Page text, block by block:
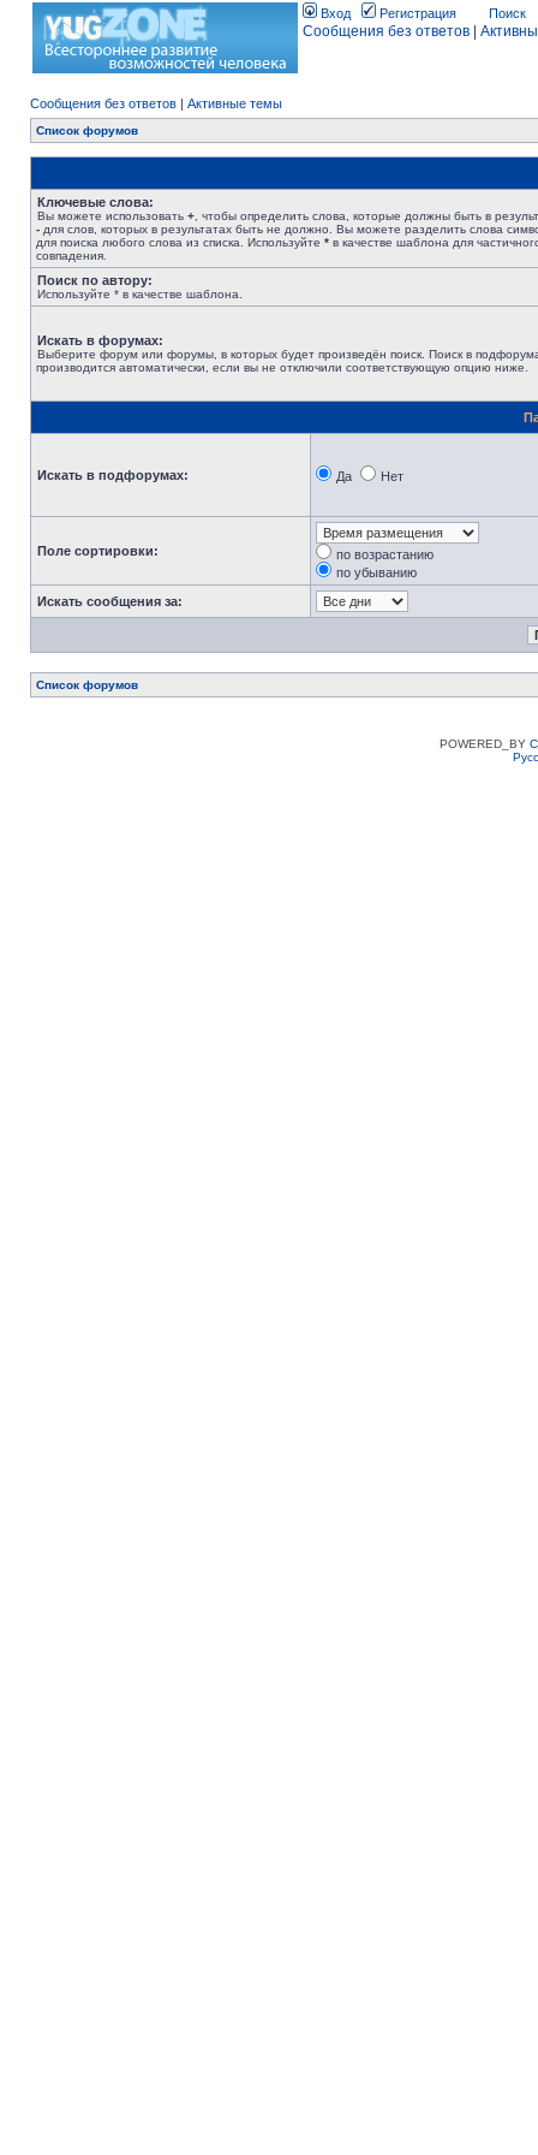
Вход Регистрация Поиск
Сообщения без ответов
Сообщения без ответов | Активные темы
Список форумов
Ключевые слова:
Вы можете использовать + , чтобы определить слова, которые должны быть в
- для слов, которых в результатах быть не должно. Вы можете разделить слова
для поиска любого слова из списка. Используйте * в качестве шаблона для
совпадения.
Поиск по автору:
Используйте * в качестве шаблона.
Искать в форумах:
Выберите форум или форумы, в которых будет произведён поиск. Поиск в
производится автоматически, если вы не отключили соответствующую опцию ниже.
Искать в подфорумах: Да Нет
Поле сортировки:
по возрастанию
по убыванию
Искать сообщения за:
Список форумов
POWERED_BY